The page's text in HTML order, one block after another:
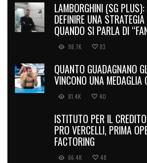
LAMBORGHINI (SG PLUS):
DEFINIRE UNA
QUANDO SI PARLA DI
98.7K 83
QUANTO GUADAGNANO
VINCONO UNA MEDAGLIA
81.4K 40
ISTITUTO PER IL
PRO VERCELLI, PRIMA
FACTORING
66.4K 48